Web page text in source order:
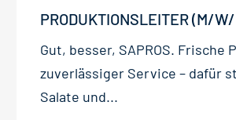
PRODUKTIONSLEITER (M/
Gut, besser, SAPROS.
zuverlässiger Service – dafür
Salate und...